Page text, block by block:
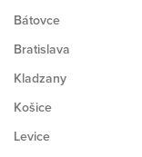
Bátovce
Bratislava
Kladzany
Košice
Levice